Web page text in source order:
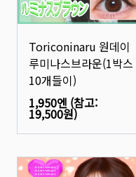
Toriconinaru 원데이
루미나스브라운(1박스
10개들이)
1,950엔 (참고:
19,500원)